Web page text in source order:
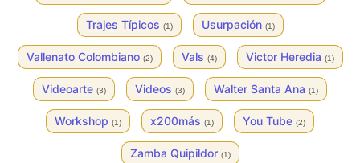
Trajes Típicos (1) Usurpación (1)
Vallenato Colombiano (2) Vals (4) Victor Heredia (1)
Videoarte (3) Videos (3) Walter Santa Ana (1)
Workshop (1) x200más (1) You Tube (2)
Zamba Quipildor (1)